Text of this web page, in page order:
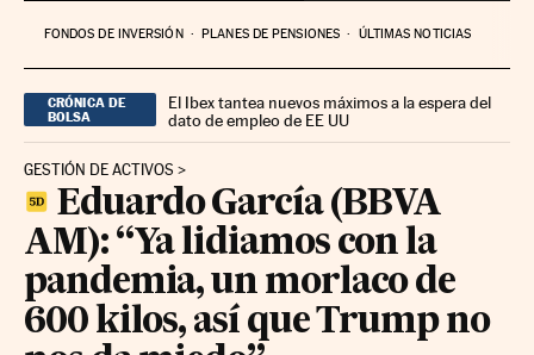
FONDOS DE INVERSIÓN PLANES DE PENSIONES ÚLTIMAS NOTICIAS
CRÓNICA DE
BOLSA
El Ibex tantea nuevos máximos a la espera del
dato de empleo de EE UU
GESTIÓN DE ACTIVOS
Eduardo García (BBVA
AM): “Ya lidiamos con la
pandemia, un morlaco de
600 kilos, así que Trump no